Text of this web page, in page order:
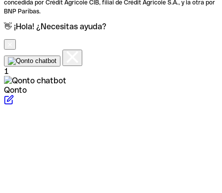
concedida por Crédit Agricole CIB, filial de Crédit Agricole S.A., y la otra por
BNP Paribas.
👋 ¡Hola! ¿Necesitas ayuda?
1
Qonto